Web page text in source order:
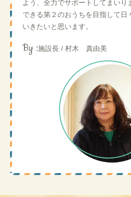
よう、全力でサポートしてまいり
できる第２のおうちを目指して日
いきたいと思います。
By :施設長 / 村木 真由美